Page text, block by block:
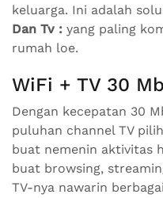
keluarga. Ini adalah
Dan Tv : yang paling
rumah loe.
WiFi + TV 30
Dengan kecepatan 30
puluhan channel TV
buat nemenin aktivitas
buat browsing,
TV-nya nawarin